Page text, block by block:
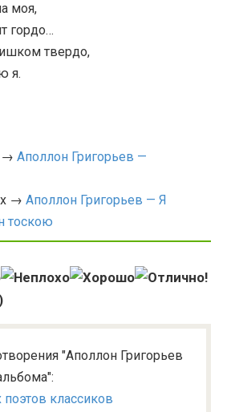
моя,
гордо…
твердо,
я.
→ Аполлон Григорьев —
→ Аполлон Григорьев — Я
тоскою
"Аполлон Григорьев
поэтов классиков